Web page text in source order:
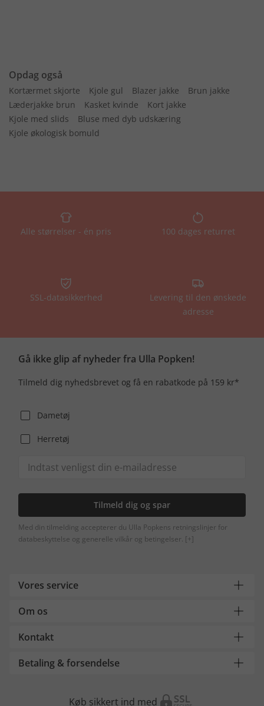
Opdag også
Kortærmet skjorte Kjole gul Blazer jakke
Brun jakke
Læderjakke brun
Kasket kvinde
Kort jakke
Kjole med slids
Bluse med dyb udskæring
Kjole økologisk bomuld
Alle størrelser - én pris 100 dages returret
SSL-datasikkerhed
Levering til den ønskede
adresse
Gå ikke glip af nyheder fra Ulla Popken!
Tilmeld dig nyhedsbrevet og få en rabatkode på 159 kr*
Dametøj
Herretøj
Tilmeld dig og spar
Med din tilmelding accepterer du Ulla Popkens retningslinjer for
databeskyttelse og generelle vilkår og betingelser. [+]
Vores service
Om os
Kontakt
Betaling & forsendelse
Køb sikkert ind med